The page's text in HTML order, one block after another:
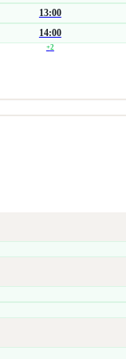
13:00
14:00
+2